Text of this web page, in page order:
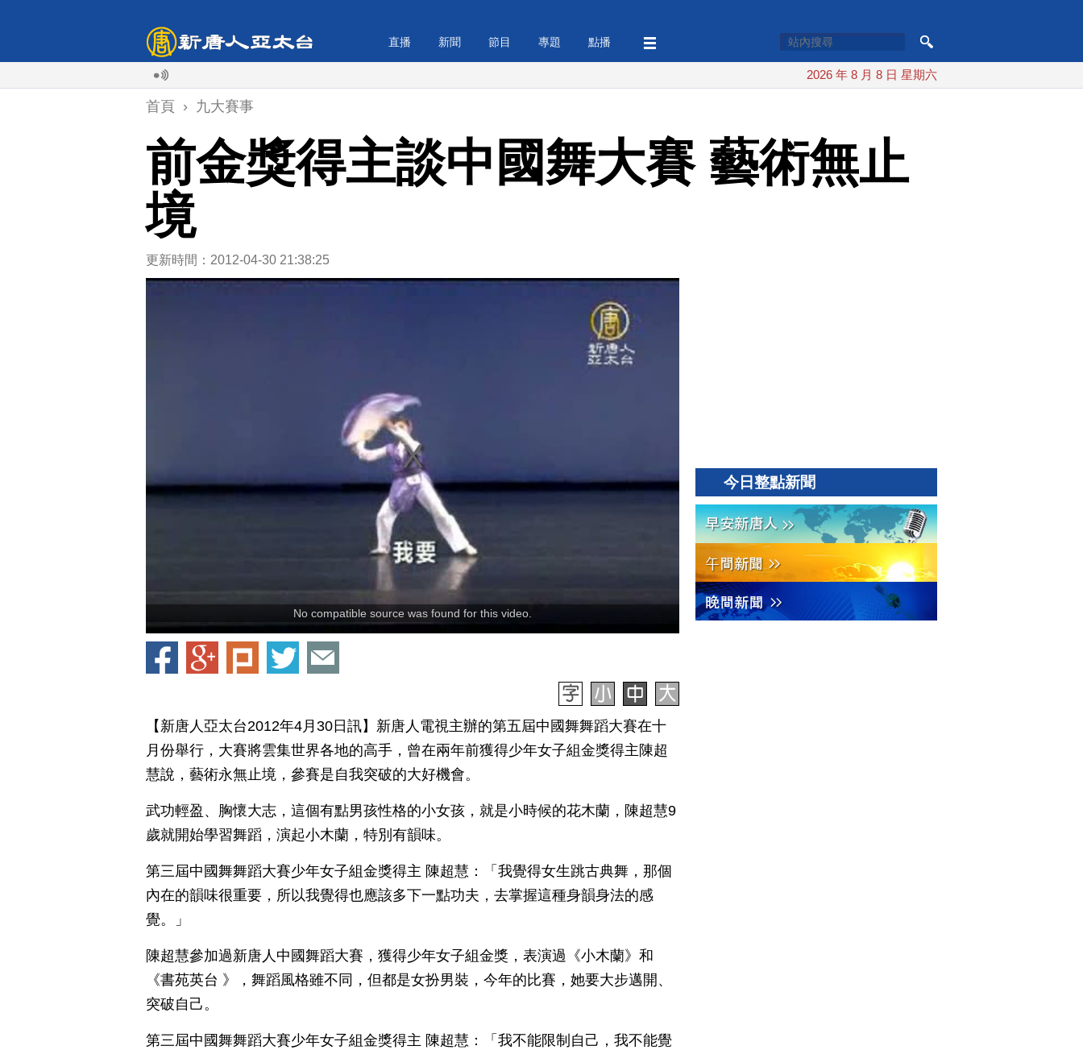
直播 新聞 節目 專題 點播
2026 年 8 月 8 日 星期六
首頁 › 九大賽事
前金獎得主談中國舞大賽 藝術無止
境
更新時間：2012-04-30 21:38:25
No compatible source was found for this video.
【新唐人亞太台2012年4月30日訊】新唐人電視主辦的第五屆中國舞舞蹈大賽在十
月份舉行，大賽將雲集世界各地的高手，曾在兩年前獲得少年女子組金獎得主陳超
慧說，藝術永無止境，參賽是自我突破的大好機會。
武功輕盈、胸懷大志，這個有點男孩性格的小女孩，就是小時候的花木蘭，陳超慧9
歲就開始學習舞蹈，演起小木蘭，特別有韻味。
第三屆中國舞舞蹈大賽少年女子組金獎得主 陳超慧：「我覺得女生跳古典舞，那個
內在的韻味很重要，所以我覺得也應該多下一點功夫，去掌握這種身韻身法的感
覺。」
陳超慧參加過新唐人中國舞蹈大賽，獲得少年女子組金獎，表演過《小木蘭》和
《書苑英台 》，舞蹈風格雖不同，但都是女扮男裝，今年的比賽，她要大步邁開、
突破自己。
第三屆中國舞舞蹈大賽少年女子組金獎得主 陳超慧：「我不能限制自己，我不能覺
今日整點新聞